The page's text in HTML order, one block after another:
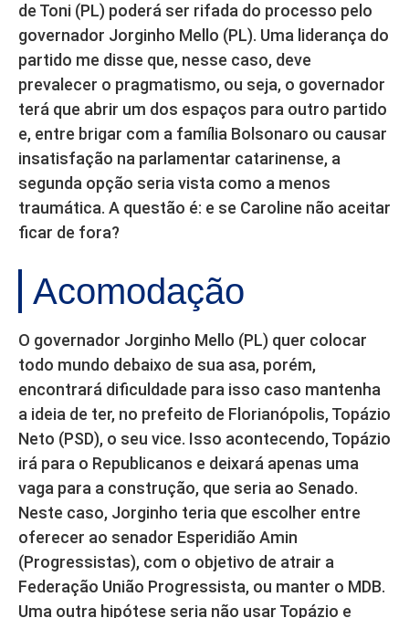
de Toni (PL) poderá ser rifada do processo pelo
governador Jorginho Mello (PL). Uma liderança do
partido me disse que, nesse caso, deve
prevalecer o pragmatismo, ou seja, o governador
terá que abrir um dos espaços para outro partido
e, entre brigar com a família Bolsonaro ou causar
insatisfação na parlamentar catarinense, a
segunda opção seria vista como a menos
traumática. A questão é: e se Caroline não aceitar
ficar de fora?
Acomodação
O governador Jorginho Mello (PL) quer colocar
todo mundo debaixo de sua asa, porém,
encontrará dificuldade para isso caso mantenha
a ideia de ter, no prefeito de Florianópolis, Topázio
Neto (PSD), o seu vice. Isso acontecendo, Topázio
irá para o Republicanos e deixará apenas uma
vaga para a construção, que seria ao Senado.
Neste caso, Jorginho teria que escolher entre
oferecer ao senador Esperidião Amin
(Progressistas), com o objetivo de atrair a
Federação União Progressista, ou manter o MDB.
Uma outra hipótese seria não usar Topázio e